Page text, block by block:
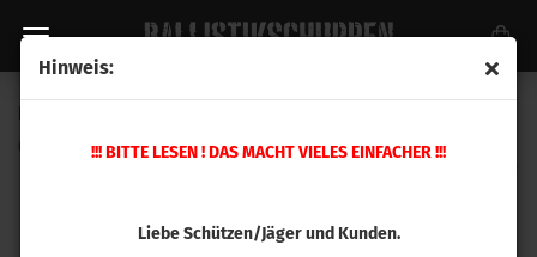
Hinweis:
!!! BITTE LESEN ! DAS MACHT VIELES EINFACHER !!!
Liebe Schützen/Jäger und Kunden.
480040)